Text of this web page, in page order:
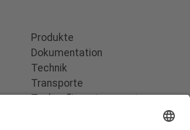
Produkte
Dokumentation
Technik
Transporte
Tankaufliegertransporte